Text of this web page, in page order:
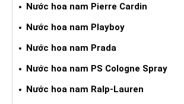
Nước hoa nam Pierre Cardin
Nước hoa nam Playboy
Nước hoa nam Prada
Nước hoa nam PS Cologne Spray
Nước hoa nam Ralp-Lauren